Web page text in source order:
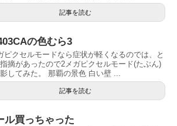
記事を読む
の色むら3
ピクセルモードなら症状が軽くなるのでは、と
摘があったので2メガピクセルモード(たぶん)
してみた。 那覇の景色 白い壁 ...
記事を読む
ル買っちゃった